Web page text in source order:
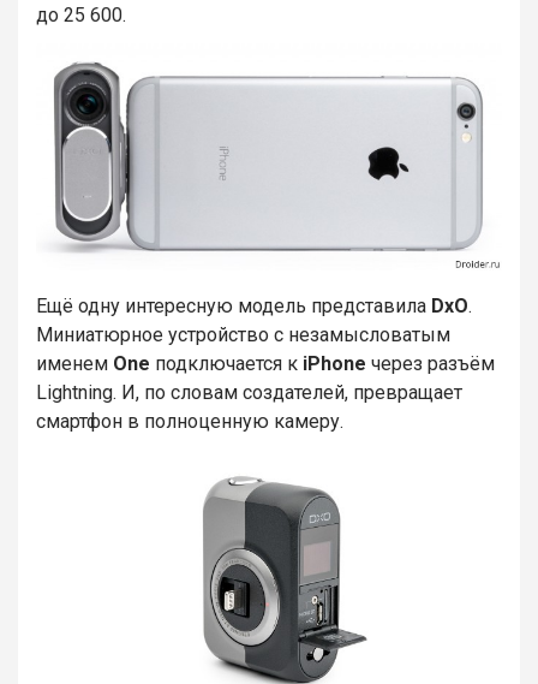
до 25 600.
Ещё одну интересную модель представила DxO.
Миниатюрное устройство с незамысловатым
именем One подключается к iPhone через разъём
Lightning. И, по словам создателей, превращает
смартфон в полноценную камеру.